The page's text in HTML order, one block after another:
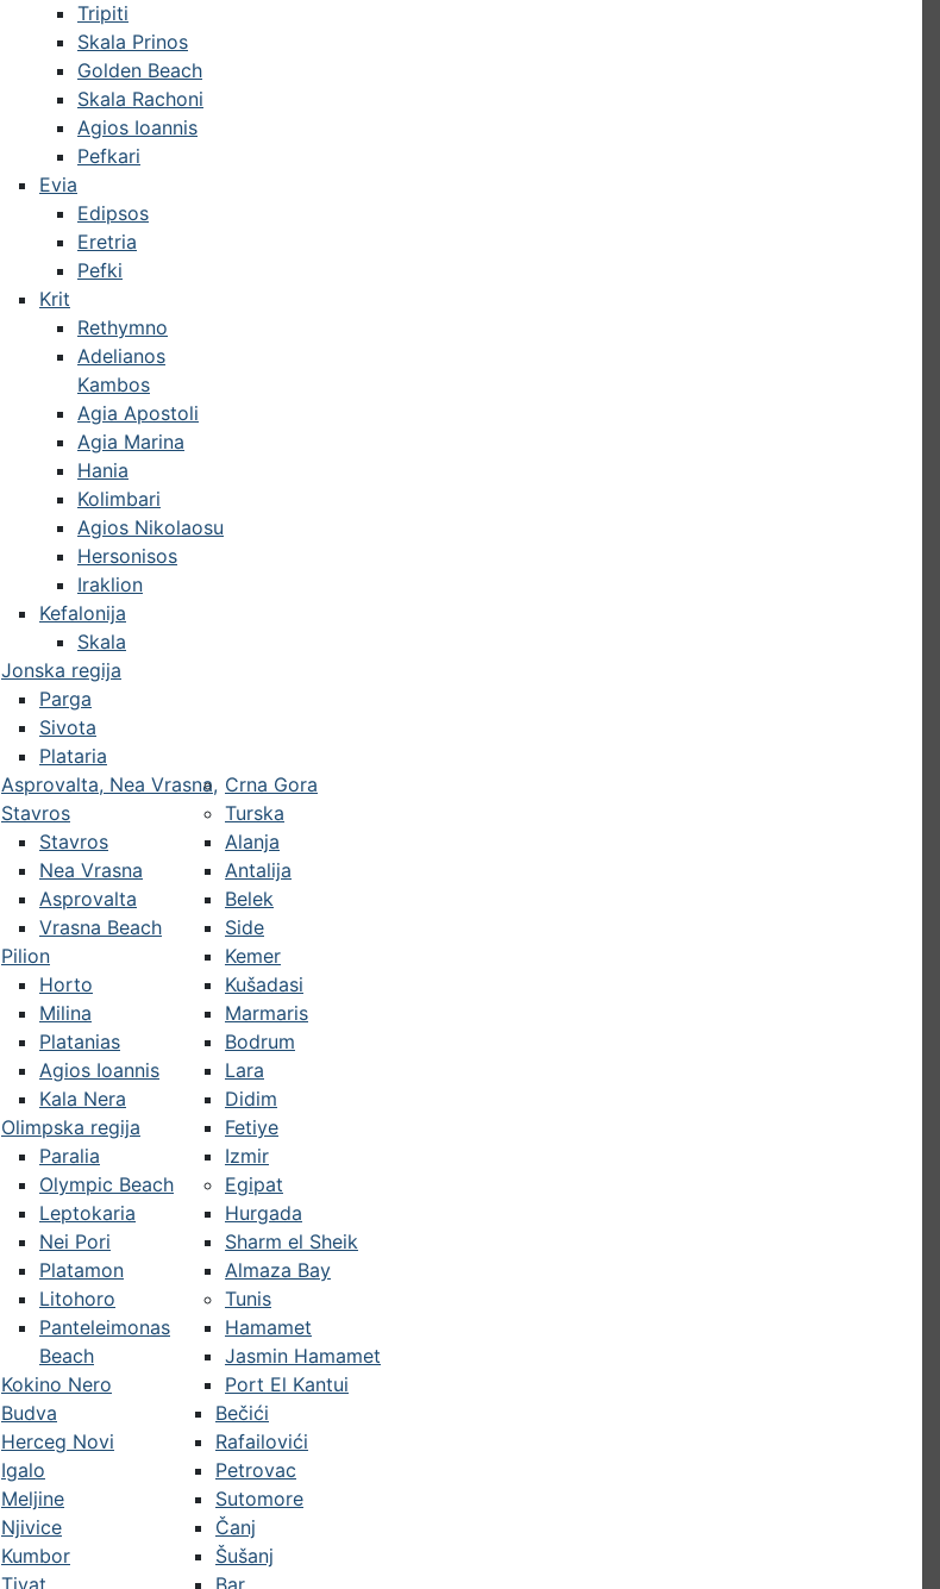
Tripiti
Skala Prinos
Golden Beach
Skala Rachoni
Agios Ioannis
Pefkari
Evia
Edipsos
Eretria
Pefki
Krit
Rethymno
Adelianos
Kambos
Agia Apostoli
Agia Marina
Hania
Kolimbari
Agios Nikolaosu
Hersonisos
Iraklion
Kefalonija
Skala
Jonska regija
Parga
Sivota
Plataria
Asprovalta, Nea Vrasna,
Stavros
Stavros
Nea Vrasna
Asprovalta
Vrasna Beach
Pilion
Horto
Milina
Platanias
Agios Ioannis
Kala Nera
Olimpska regija
Paralia
Olympic Beach
Leptokaria
Nei Pori
Platamon
Litohoro
Panteleimonas
Beach
Kokino Nero
Crna Gora
Budva
Herceg Novi
Igalo
Meljine
Njivice
Kumbor
Tivat
Bečići
Rafailovići
Petrovac
Sutomore
Čanj
Šušanj
Bar
Turska
Alanja
Antalija
Belek
Side
Kemer
Kušadasi
Marmaris
Bodrum
Lara
Didim
Fetiye
Izmir
Egipat
Hurgada
Sharm el Sheik
Almaza Bay
Tunis
Hamamet
Jasmin Hamamet
Port El Kantui